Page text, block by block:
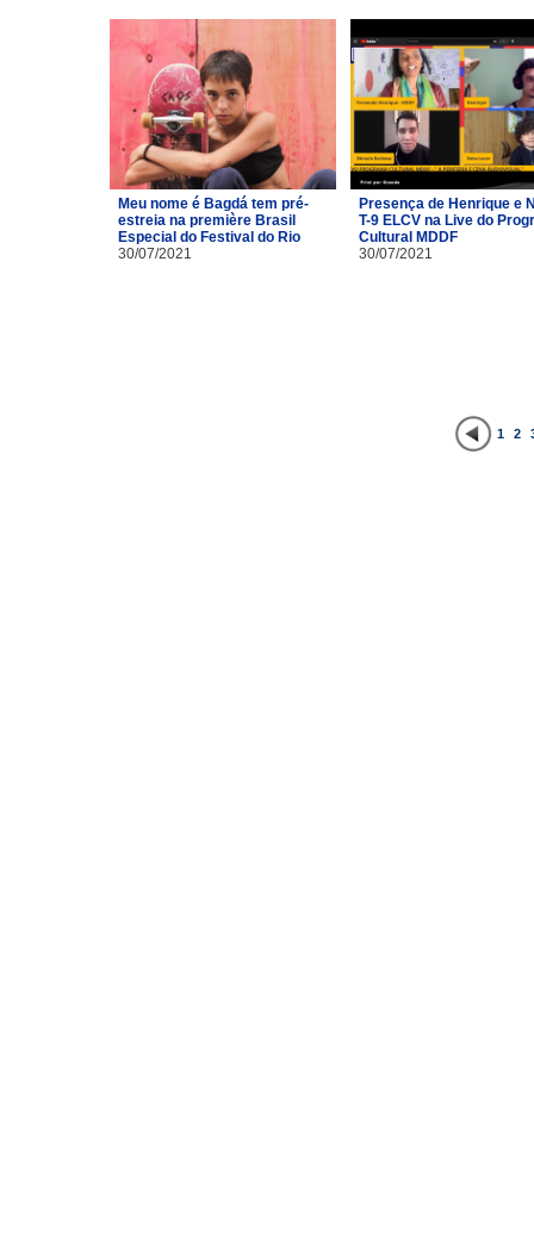
Meu nome é Bagdá tem pré-
estreia na première Brasil
Especial do Festival do Rio
30/07/2021
Presença de Henrique e
T-9 ELCV na Live do
Cultural MDDF
30/07/2021
1 2